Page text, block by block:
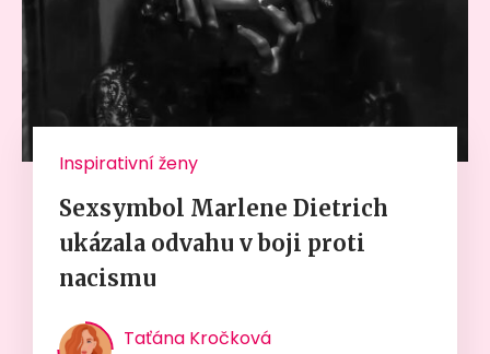
Inspirativní ženy
Sexsymbol Marlene Dietrich
ukázala odvahu v boji proti
nacismu
Taťána Kročková